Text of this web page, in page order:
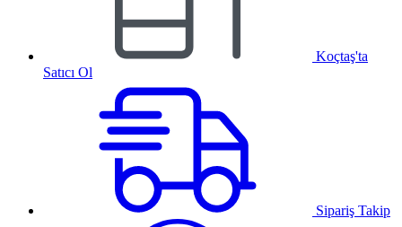
Koçtaş'ta
Satıcı Ol
Sipariş Takip